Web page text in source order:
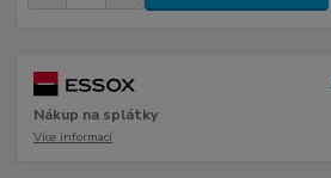
Nákup na splátky
Více informací